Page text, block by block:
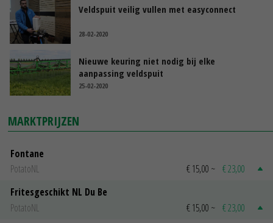
Veldspuit veilig vullen met easyconnect
28-02-2020
Nieuwe keuring niet nodig bij elke
aanpassing veldspuit
25-02-2020
MARKTPRIJZEN
Fontane
PotatoNL
€ 15,00 ~ € 23,00
Fritesgeschikt NL Du Be
PotatoNL
€ 15,00 ~ € 23,00